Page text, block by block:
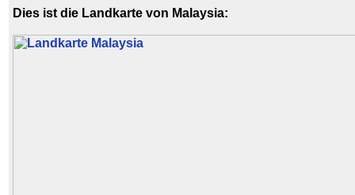
Dies ist die Landkarte von Malaysia: